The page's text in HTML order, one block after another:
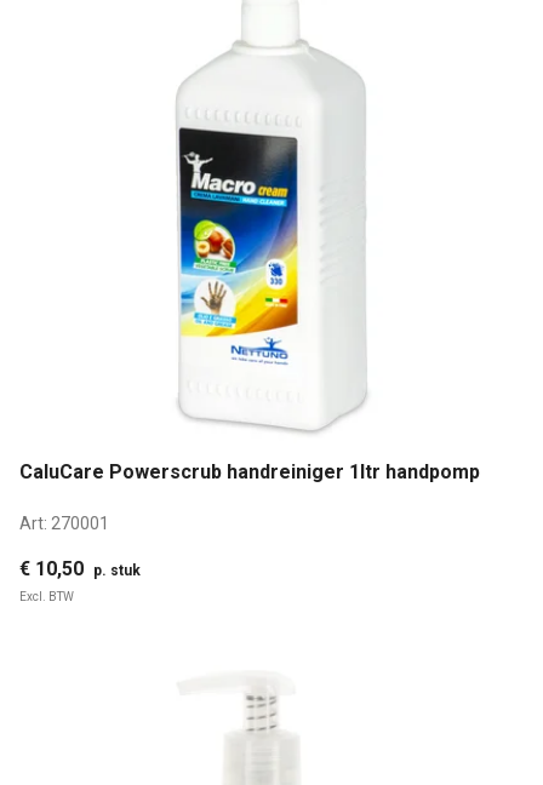
CaluCare Powerscrub handreiniger 1ltr handpomp
Art: 270001
€ 10,50 p. stuk
Excl. BTW